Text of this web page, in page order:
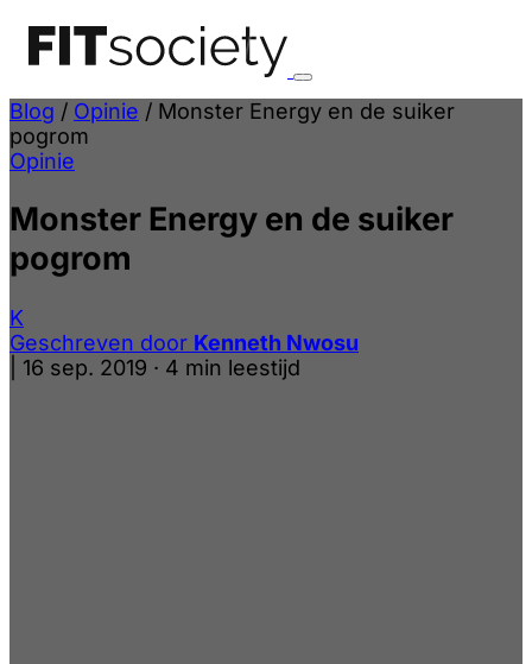
Blog / Opinie / Monster Energy en de suiker
pogrom
Opinie
Monster Energy en de suiker
pogrom
K
Geschreven door Kenneth Nwosu
16 sep. 2019 · 4 min leestijd